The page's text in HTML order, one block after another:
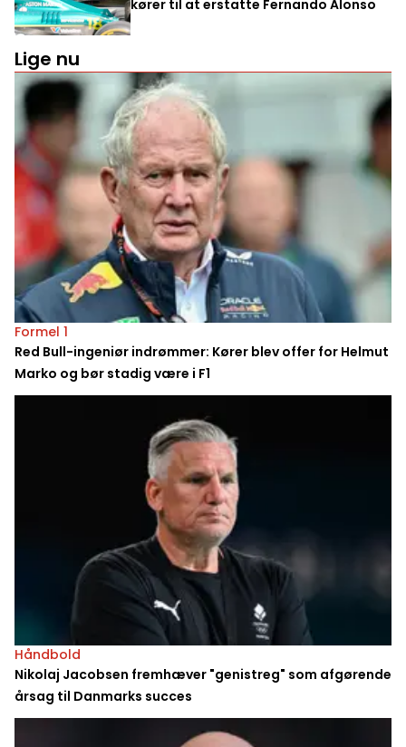
kører til at erstatte Fernando Alonso
Lige nu
Formel 1
Red Bull-ingeniør indrømmer: Kører blev offer for Helmut
Marko og bør stadig være i F1
Håndbold
Nikolaj Jacobsen fremhæver "genistreg" som afgørende
årsag til Danmarks succes